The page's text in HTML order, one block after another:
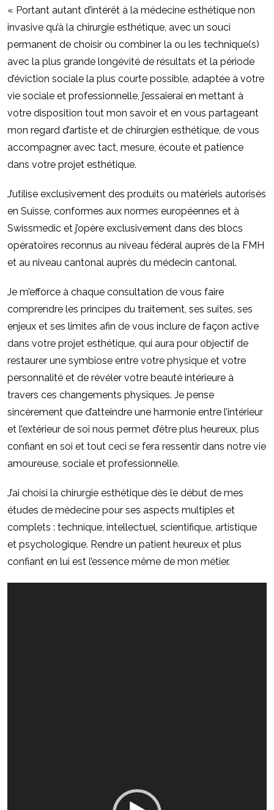
« Portant autant d’intérêt à la médecine esthétique non
invasive qu’à la chirurgie esthétique, avec un souci
permanent de choisir ou combiner la ou les technique(s)
avec la plus grande longévité de résultats et la période
d’éviction sociale la plus courte possible, adaptée à votre
vie sociale et professionnelle, j’essaierai en mettant à
votre disposition tout mon savoir et en vous partageant
mon regard d’artiste et de chirurgien esthétique, de vous
accompagner avec tact, mesure, écoute et patience
dans votre projet esthétique.
J’utilise exclusivement des produits ou matériels autorisés
en Suisse, conformes aux normes européennes et à
Swissmedic et j’opère exclusivement dans des blocs
opératoires reconnus au niveau fédéral auprès de la FMH
et au niveau cantonal auprès du médecin cantonal.
Je m’efforce à chaque consultation de vous faire
comprendre les principes du traitement, ses suites, ses
enjeux et ses limites afin de vous inclure de façon active
dans votre projet esthétique, qui aura pour objectif de
restaurer une symbiose entre votre physique et votre
personnalité et de révéler votre beauté intérieure à
travers ces changements physiques. Je pense
sincèrement que d’atteindre une harmonie entre l’intérieur
et l’extérieur de soi nous permet d’être plus heureux, plus
confiant en soi et tout ceci se fera ressentir dans notre vie
amoureuse, sociale et professionnelle.
J’ai choisi la chirurgie esthétique dès le début de mes
études de médecine pour ses aspects multiples et
complets : technique, intellectuel, scientifique, artistique
et psychologique. Rendre un patient heureux et plus
confiant en lui est l’essence même de mon métier.